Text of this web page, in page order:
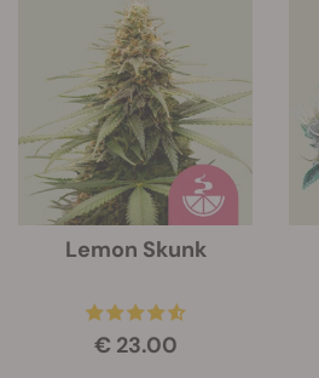
Lemon Skunk
€ 23.00